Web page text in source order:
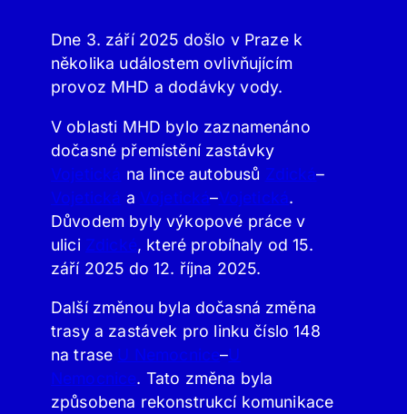
Dne 3. září 2025 došlo v Praze k
několika událostem ovlivňujícím
provoz MHD a dodávky vody.
V oblasti MHD bylo zaznamenáno
dočasné přemístění zastávky
Vojetická na lince autobusů Zdická–
Vojetická a Vojetická–Vojetická.
Důvodem byly výkopové práce v
ulici Zdické, které probíhaly od 15.
září 2025 do 12. října 2025.
Další změnou byla dočasná změna
trasy a zastávek pro linku číslo 148
na trase U Nemocnice–U
Nemocnice. Tato změna byla
způsobena rekonstrukcí komunikace